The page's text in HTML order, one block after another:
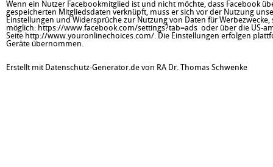
Wenn ein Nutzer Facebookmitglied ist und nicht möchte, dass Facebook
gespeicherten Mitgliedsdaten verknüpft, muss er sich vor der Nutzung
Einstellungen und Widersprüche zur Nutzung von Daten für
möglich: https://www.facebook.com/settings?tab=adsoder über die US-
Seite http://www.youronlinechoices.com/. Die Einstellungen erfolgen
Geräte übernommen.
Erstellt mit Datenschutz-Generator.de von RA Dr. Thomas Schwenke